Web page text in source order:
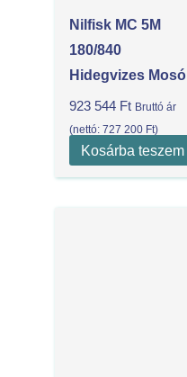
Nilfisk MC 5M
180/840
Hidegvizes Mosó
923 544 Ft Bruttó ár
(nettó:727 200 Ft)
Kosárba teszem